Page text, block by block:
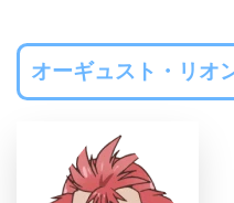
オーギュスト・リオ